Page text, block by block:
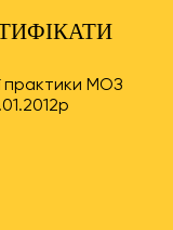
практики МОЗ